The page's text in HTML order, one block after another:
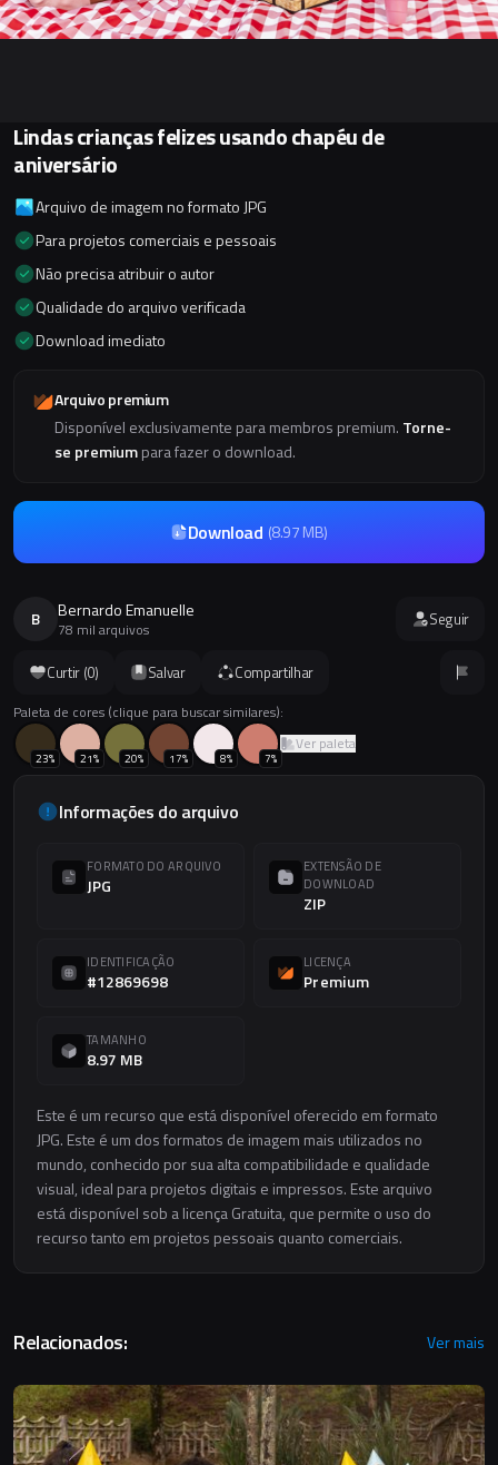
Curtir (0) Salvar Compartilhar
Paleta de cores (clique para buscar similares):
23% 21% 20% 17% 8% 7%
Ver paleta
Informações do arquivo
FORMATO DO ARQUIVO
JPG
EXTENSÃO DE
DOWNLOAD
ZIP
IDENTIFICAÇÃO
#12869698
LICENÇA
Premium
TAMANHO
8.97 MB
Este é um recurso que está disponível oferecido em formato
JPG. Este é um dos formatos de imagem mais utilizados no
mundo, conhecido por sua alta compatibilidade e qualidade
visual, ideal para projetos digitais e impressos. Este arquivo
está disponível sob a licença Gratuita, que permite o uso do
recurso tanto em projetos pessoais quanto comerciais.
Lindas crianças felizes usando chapéu de
aniversário
Arquivo de imagem no formato JPG
Para projetos comerciais e pessoais
Não precisa atribuir o autor
Qualidade do arquivo verificada
Download imediato
Arquivo premium
Disponível exclusivamente para membros premium. Torne-
se premiumpara fazer o download.
Download (8.97 MB)
B Bernardo Emanuelle
78 mil arquivos Seguir
Relacionados: Ver mais